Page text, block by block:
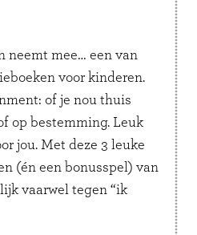
neemt mee… een van
voor kinderen.
of je nou thuis
op bestemming. Leuk
jou. Met deze 3 leuke
(én een bonusspel) van
vaarwel tegen “ik